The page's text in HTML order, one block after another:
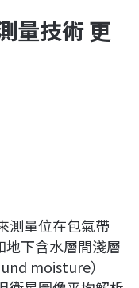
量技術 更
測量位在包氣帶
地下含水層間淺層
moisture）